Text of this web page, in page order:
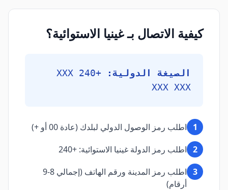
كيفية الاتصال بـ غينيا الاستوائية؟
الصيغة الدولية:
+240 XXX
XXX XXX
1
اطلب رمز الوصول الدولي لبلدك (عادة 00 أو +)
2 اطلب رمز الدولة غينيا الاستوائية: +240
3
اطلب رمز المدينة ورقم الهاتف (إجمالي 8-9
أرقام)